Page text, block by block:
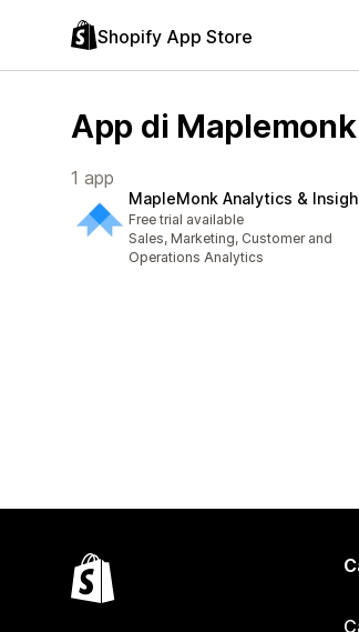
Shopify App Store
App di Maplemonk
1 app
MapleMonk Analytics &
Free trial available
Sales, Marketing, Customer and
Operations Analytics